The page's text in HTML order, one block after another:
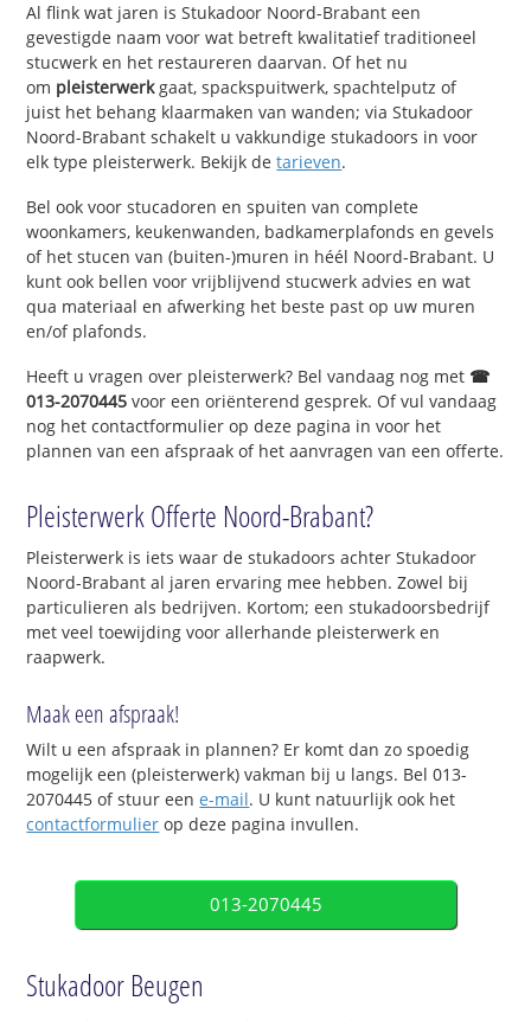
Al flink wat jaren is Stukadoor Noord-Brabant een
gevestigde naam voor wat betreft kwalitatief traditioneel
stucwerk en het restaureren daarvan. Of het nu
om pleisterwerkgaat, spackspuitwerk, spachtelputz of
juist het behang klaarmaken van wanden; via Stukadoor
Noord-Brabant schakelt u vakkundige stukadoors in voor
elk type pleisterwerk. Bekijk detarieven.
Bel ook voor stucadoren en spuiten van complete
woonkamers, keukenwanden, badkamerplafonds en gevels
of het stucen van (buiten-)muren in héél Noord-Brabant. U
kunt ook bellen voor vrijblijvend stucwerk advies en wat
qua materiaal en afwerking het beste past op uw muren
en/of plafonds.
Heeft u vragen over pleisterwerk? Bel vandaag nog met ☎
013-2070445 voor een oriënterend gesprek. Of vul vandaag
nog het contactformulier op deze pagina in voor het
plannen van een afspraak of het aanvragen van een offerte.
Pleisterwerk Offerte Noord-Brabant?
Pleisterwerk is iets waar de stukadoors achter Stukadoor
Noord-Brabant al jaren ervaring mee hebben. Zowel bij
particulieren als bedrijven. Kortom; een stukadoorsbedrijf
met veel toewijding voor allerhande pleisterwerk en
raapwerk.
Maak een afspraak!
Wilt u een afspraak in plannen? Er komt dan zo spoedig
mogelijk een (pleisterwerk) vakman bij u langs. Bel 013-
2070445 of stuur eene-mail. U kunt natuurlijk ook het
contactformulier op deze pagina invullen.
013-2070445
Stukadoor Beugen